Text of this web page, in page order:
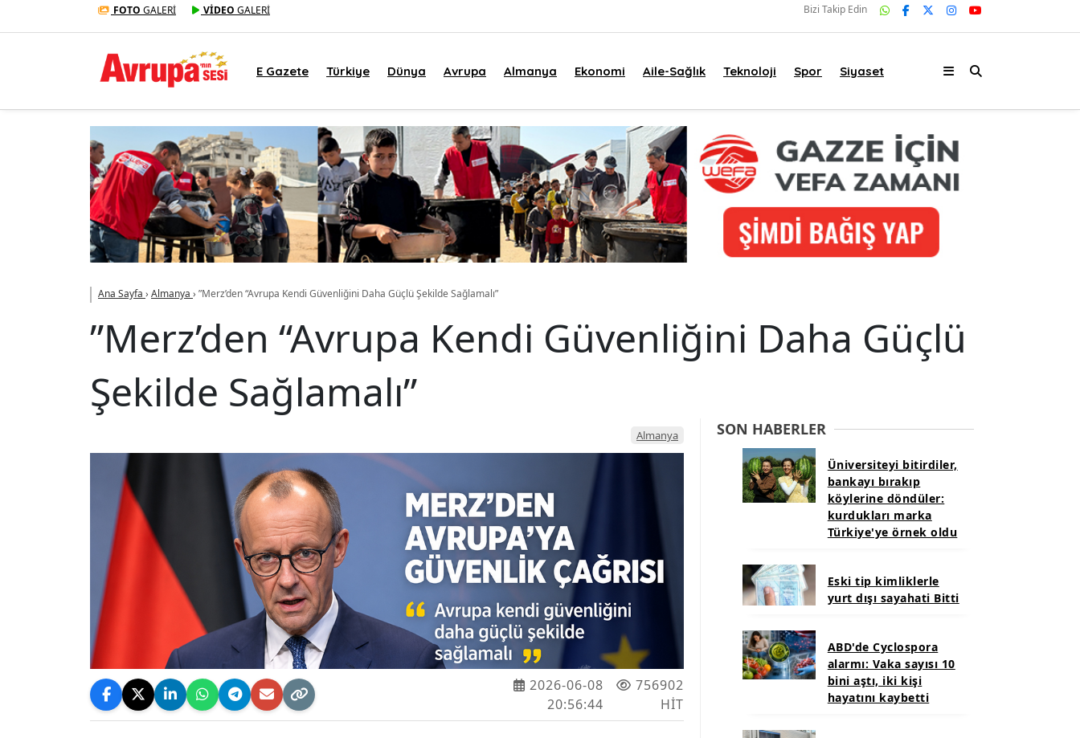
FOTO GALERİ VİDEO GALERİ Bizi Takip Edin
E Gazete Türkiye Dünya Avrupa Almanya Ekonomi Aile-Sağlık Teknoloji Spor Siyaset
Ana Sayfa › Almanya › ”Merz’den “Avrupa Kendi Güvenliğini Daha Güçlü Şekilde Sağlamalı”
”Merz’den “Avrupa Kendi Güvenliğini Daha Güçlü
Şekilde Sağlamalı”
Almanya
2026-06-08
20:56:44
756902
HIT
SON HABERLER
Üniversiteyi bitirdiler,
bankayı bırakıp
köylerine döndüler:
kurdukları marka
Türkiye'ye örnek oldu
Eski tip kimliklerle
yurt dışı sayahati Bitti
ABD'de Cyclospora
alarmı: Vaka sayısı 10
bini aştı, iki kişi
hayatını kaybetti